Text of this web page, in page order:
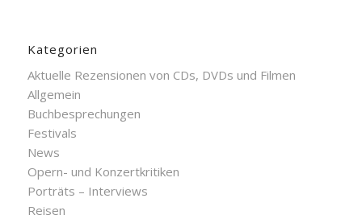
Kategorien
Aktuelle Rezensionen von CDs, DVDs und Filmen
Allgemein
Buchbesprechungen
Festivals
News
Opern- und Konzertkritiken
Porträts – Interviews
Reisen